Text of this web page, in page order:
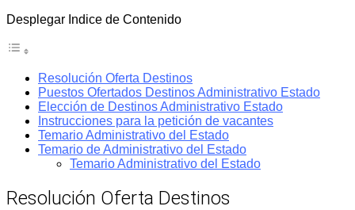
Desplegar Indice de Contenido
Resolución Oferta Destinos
Puestos Ofertados Destinos Administrativo Estado
Elección de Destinos Administrativo Estado
Instrucciones para la petición de vacantes
Temario Administrativo del Estado
Temario de Administrativo del Estado
Temario Administrativo del Estado
Resolución Oferta Destinos